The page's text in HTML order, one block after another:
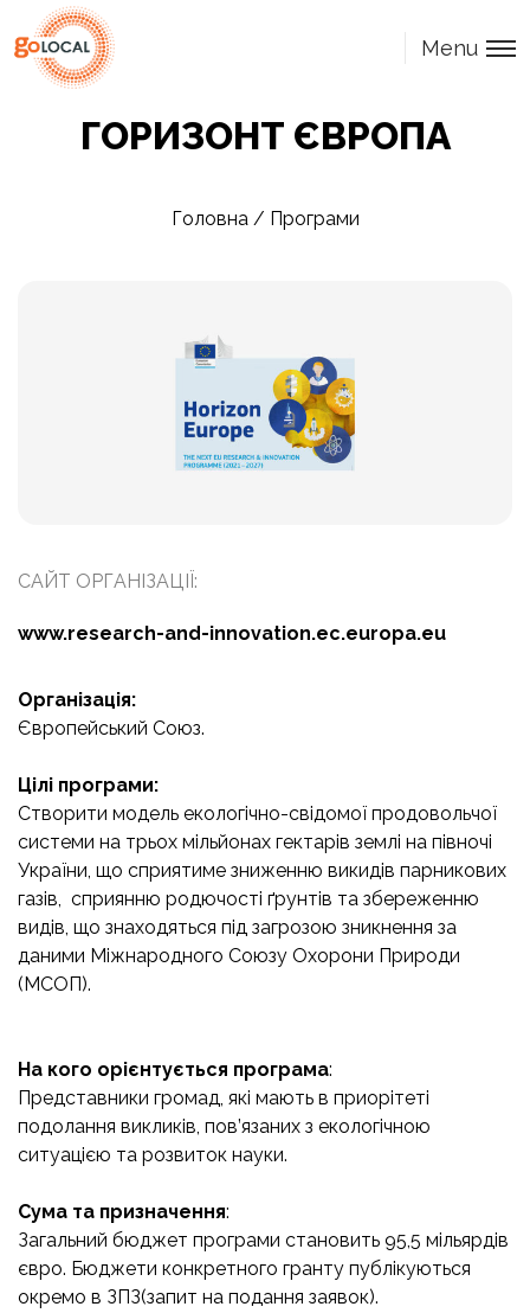
Menu
ГОРИЗОНТ ЄВРОПА
Головна/ Програми
САЙТ ОРГАНІЗАЦІЇ:
www.research-and-innovation.ec.europa.eu
Організація:
Європейський Союз.
Цілі програми:
Створити модель екологічно-свідомої продовольчої
системи на трьох мільйонах гектарів землі на півночі
України, що сприятиме зниженню викидів парникових
газів, сприянню родючості ґрунтів та збереженню
видів, що знаходяться під загрозою зникнення за
даними Міжнародного Союзу Охорони Природи
(МСОП).
На кого орієнтується програма:
Представники громад, які мають в приорітеті
подолання викликів, пов’язаних з екологічною
ситуацією та розвиток науки.
Сума та призначення:
Загальний бюджет програми становить 95,5 мільярдів
євро. Бюджети конкретного гранту публікуються
окремо в ЗПЗ(запит на подання заявок).